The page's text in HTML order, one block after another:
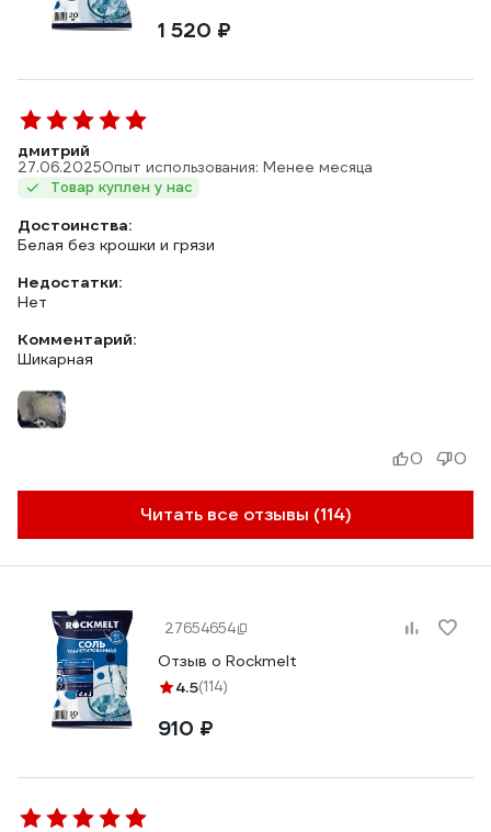
1 520 ₽
дмитрий
27.06.2025Опыт использования: Менее месяца
Товар куплен у нас
Достоинства:
Белая без крошки и грязи
Недостатки:
Нет
Комментарий:
Шикарная
Читать все отзывы (114)
0 0
27654654
Отзыв о Rockmelt
4.5(114)
910 ₽